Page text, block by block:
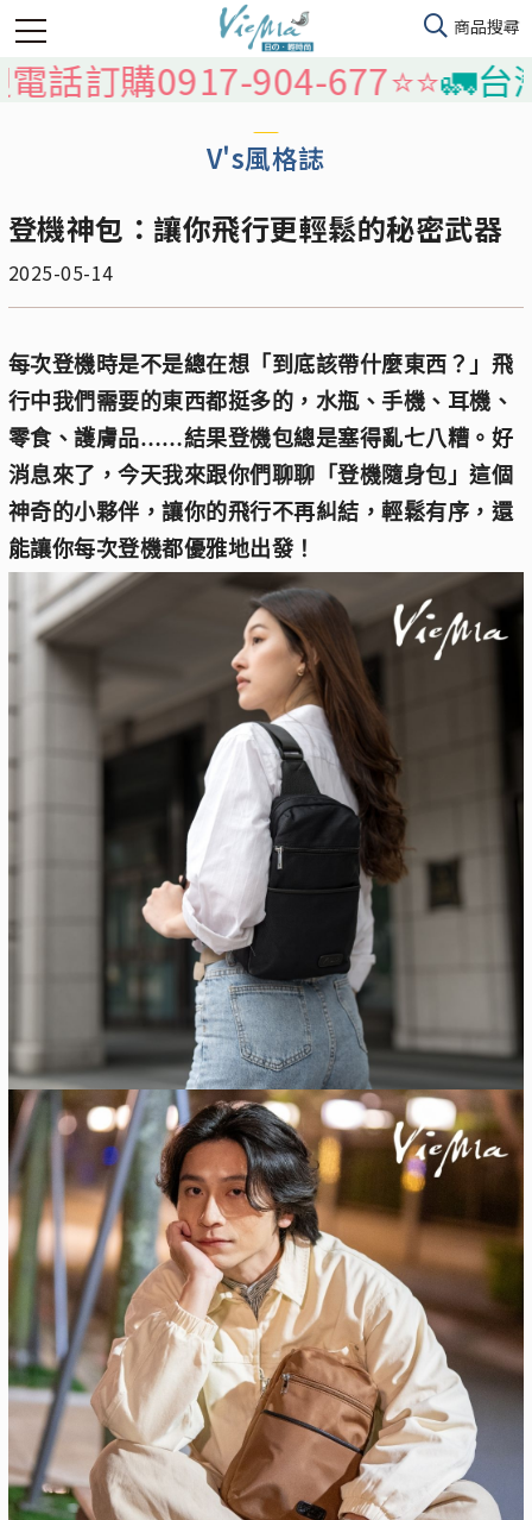
訂購0917-904-677⭐️⭐️🚛台灣
V's風格誌
登機神包：讓你飛行更輕鬆的秘密武器
2025-05-14
每次登機時是不是總在想「到底該帶什麼東西？」飛
行中我們需要的東西都挺多的，水瓶、手機、耳機、
零食、護膚品……結果登機包總是塞得亂七八糟。好
消息來了，今天我來跟你們聊聊「登機隨身包」這個
神奇的小夥伴，讓你的飛行不再糾結，輕鬆有序，還
能讓你每次登機都優雅地出發！